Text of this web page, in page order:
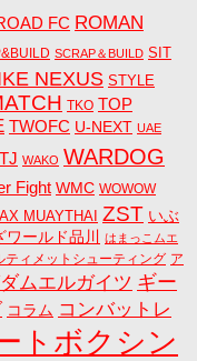
FC ROMAN
SCRAP＆BUILD SIT
NEXUS STYLE
TKO TOP
TWOFC U-NEXT UAE
WAKO WARDOG
Fight WMC WOWOW
MUAYTHAI ZST いぶ
ワールド品川
はまっこムエ
ティメットシューティング ア
ムエルガイツ ギー
コラム コンバットレ
トボクシン